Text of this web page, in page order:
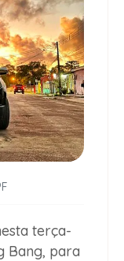
terça-
Bang, para